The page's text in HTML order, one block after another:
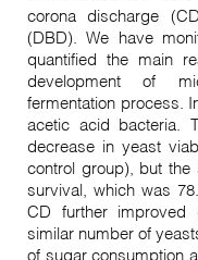
corona discharge
(DBD). We have
quantified the main
development of
fermentation process.
acetic acid bacteria.
decrease in yeast
control group), but the
survival, which was
CD further improved
similar number of
of sugar consumption